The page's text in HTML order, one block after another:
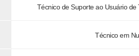
Técnico de Suporte ao Usuário
Técnico em